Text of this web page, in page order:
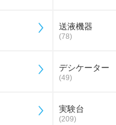
送液機器
(78)
デシケーター
(49)
実験台
(209)